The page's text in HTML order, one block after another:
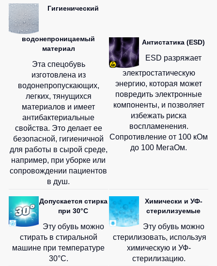
Гигиенический
водонепроницаемый
материал
Эта спецобувь
изготовлена из
водонепропускающих,
легких, тянущихся
материалов и имеет
антибактериальные
свойства. Это делает ее
безопасной, гигиеничной
для работы в сырой среде,
например, при уборке или
сопровождении пациентов
в душ.
Антистатика (ESD)
ESD разряжает
электростатическую
энергию, которая может
повредить электронные
компоненты, и позволяет
избежать риска
воспламенения.
Сопротивление от 100 кОм
до 100 МегаОм.
Допускается стирка
при 30°C
Эту обувь можно
стирать в стиральной
машине при температуре
30°C.
Химически и УФ-
стерилизуемые
Эту обувь можно
стерилизовать, используя
химическую и УФ-
стерилизацию.